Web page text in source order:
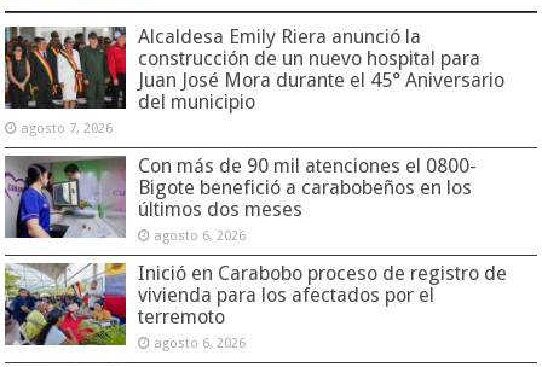
Alcaldesa Emily Riera anunció la
construcción de un nuevo hospital para
Juan José Mora durante el 45° Aniversario
del municipio
agosto 7, 2026
Con más de 90 mil atenciones el 0800-
Bigote benefició a carabobeños en los
últimos dos meses
agosto 6, 2026
Inició en Carabobo proceso de registro de
vivienda para los afectados por el
terremoto
agosto 6, 2026